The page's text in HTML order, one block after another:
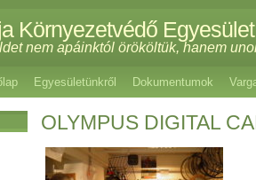
Környezetvédő Egyesület
nem apáinktól örököltük, hanem
Egyesületünkről Dokumentumok
OLYMPUS DIGITAL